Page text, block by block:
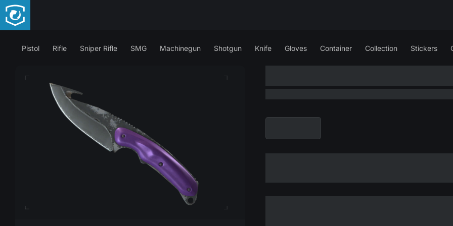
Pistol Rifle Sniper Rifle SMG Machinegun Shotgun Knife Gloves Container Collection Stickers